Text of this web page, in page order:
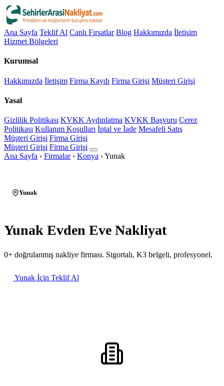
Ana Sayfa Teklif Al Canlı Fırsatlar Blog Hakkımızda İletişim
Hizmet Bölgeleri
Kurumsal
Hakkımızda İletişim Firma Kaydı Firma Girişi Müşteri Girişi
Yasal
Gizlilik Politikası KVKK Aydınlatma KVKK Başvuru Çerez
Politikası Kullanım Koşulları İptal ve İade Mesafeli Satış
Müşteri Girişi Firma Girişi
Müşteri Girişi Firma Girişi
Ana Sayfa › Firmalar › Konya ›Yunak
Yunak
Yunak Evden Eve Nakliyat
0+ doğrulanmış nakliye firması. Sigortalı, K3 belgeli, profesyonel.
Yunak İçin Teklif Al